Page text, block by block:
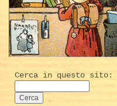
Cerca in questo sito: